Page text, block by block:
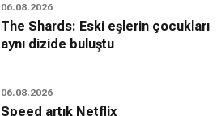
06.08.2026
The Shards: Eski eşlerin çocukları
aynı dizide buluştu
06.08.2026
Speed artık Netflix